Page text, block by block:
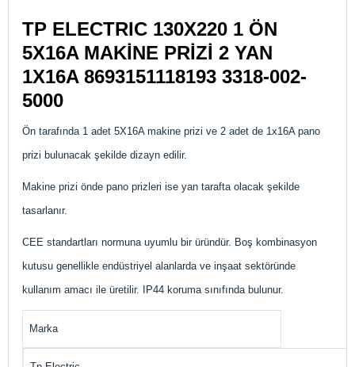
TP ELECTRIC 130X220 1 ÖN
5X16A MAKİNE PRİZİ 2 YAN
1X16A 8693151118193 3318-002-
5000
Ön tarafında 1 adet 5X16A makine prizi ve 2 adet de 1x16A pano
prizi bulunacak şekilde dizayn edilir.
Makine prizi önde pano prizleri ise yan tarafta olacak şekilde
tasarlanır.
CEE standartları normuna uyumlu bir üründür. Boş kombinasyon
kutusu genellikle endüstriyel alanlarda ve inşaat sektöründe
kullanım amacı ile üretilir. IP44 koruma sınıfında bulunur.
Marka